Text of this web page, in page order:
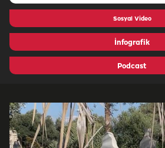
Sosyal Video
İnfografik
Podcast